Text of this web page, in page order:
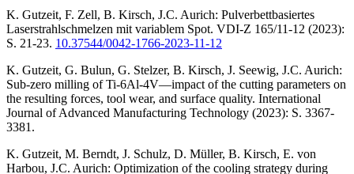
K. Gutzeit, F. Zell, B. Kirsch, J.C. Aurich: Pulverbettbasiertes
Laserstrahlschmelzen mit variablem Spot. VDI-Z 165/11-12 (2023):
S. 21-23. 10.37544/0042-1766-2023-11-12
K. Gutzeit, G. Bulun, G. Stelzer, B. Kirsch, J. Seewig, J.C. Aurich:
Sub-zero milling of Ti-6Al-4V—impact of the cutting parameters on
the resulting forces, tool wear, and surface quality. International
Journal of Advanced Manufacturing Technology (2023): S. 3367-
3381.
K. Gutzeit, M. Berndt, J. Schulz, D. Müller, B. Kirsch, E. von
Harbou, J.C. Aurich: Optimization of the cooling strategy during